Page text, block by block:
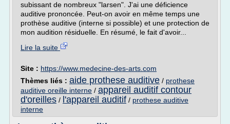
subissant de nombreux "larsen". J'ai une déficience
auditive prononcée. Peut-on avoir en même temps une
prothèse auditive (interne si possible) et une protection de
mon audition résiduelle. En résumé, le fait d'avoir...
Lire la suite
Site : https://www.medecine-des-arts.com
Thèmes liés : aide prothese auditive / prothese
auditive oreille interne / appareil auditif contour
d'oreilles / l'appareil auditif / prothese auditive
interne